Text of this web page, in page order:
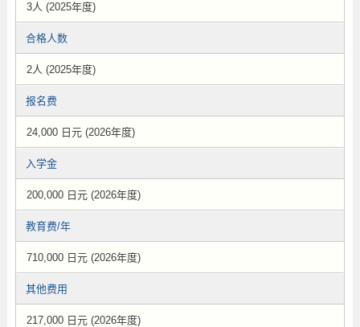
3人 (2025年度)
合格人数
2人 (2025年度)
报名费
24,000 日元 (2026年度)
入学金
200,000 日元 (2026年度)
教育费/年
710,000 日元 (2026年度)
其他费用
217,000 日元 (2026年度)